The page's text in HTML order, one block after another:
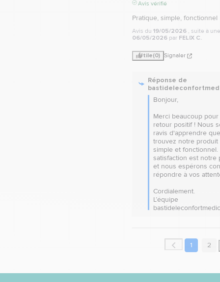
Avis vérifié
Pratique, simple, fonctionnel
Avis du 19/05/2026 , suite à
06/05/2026 par FELIX C.
Utile(0) Signaler
Réponse de
Bonjour,
Merci beaucoup
retour positif ! Nous
ravis d'apprendre
trouvez notre produit
simple et fonctionnel.
satisfaction est notre
et nous espérons
répondre à vos
Cordialement.
L’équipe
1 2